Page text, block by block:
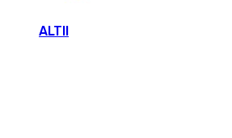
ALTII